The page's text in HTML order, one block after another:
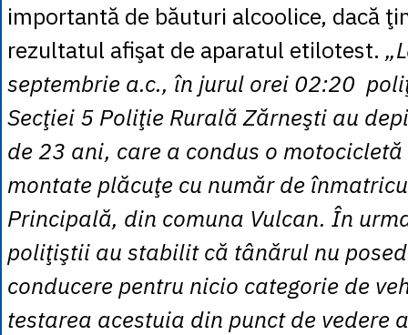
importantă de băuturi alcoolice, dacă
rezultatul afişat de aparatul etilotest.
septembrie a.c., în jurul orei 02:20
Secţiei 5 Poliţie Rurală Zărneşti au
de 23 ani, care a condus o
montate plăcuţe cu număr de
Principală, din comuna Vulcan. În
poliţiştii au stabilit că tânărul nu
conducere pentru nicio categorie de
testarea acestuia din punct de vedere